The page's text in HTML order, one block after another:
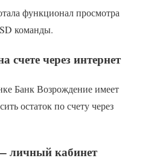
функционал просмотра
команды.
счете через интернет
Банк Возрождение имеет
остаток по счету через
личный кабинет